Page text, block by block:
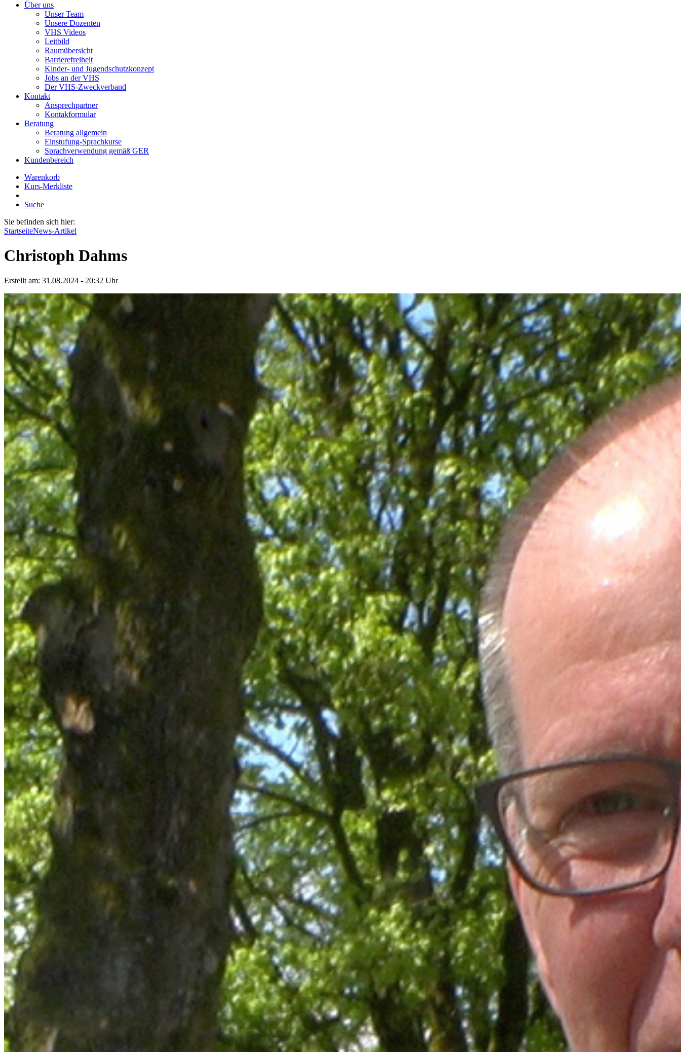
Über uns
Unser Team
Unsere Dozenten
VHS Videos
Leitbild
Raumübersicht
Barrierefreiheit
Kinder- und Jugendschutzkonzept
Jobs an der VHS
Der VHS-Zweckverband
Kontakt
Ansprechpartner
Kontakformular
Beratung
Beratung allgemein
Einstufung-Sprachkurse
Sprachverwendung gemäß GER
Kundenbereich
Warenkorb
Kurs-Merkliste
Suche
Sie befinden sich hier:
StartseiteNews-Artikel
Christoph Dahms
Erstellt am: 31.08.2024 - 20:32 Uhr